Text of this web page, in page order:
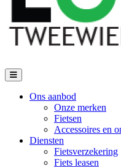
Ons aanbod
Onze merken
Fietsen
Accessoires en
Diensten
Fietsverzekering
Fiets leasen